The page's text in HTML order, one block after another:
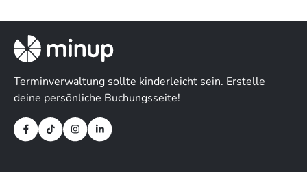
Terminverwaltung sollte kinderleicht sein. Erstelle
deine persönliche Buchungsseite!